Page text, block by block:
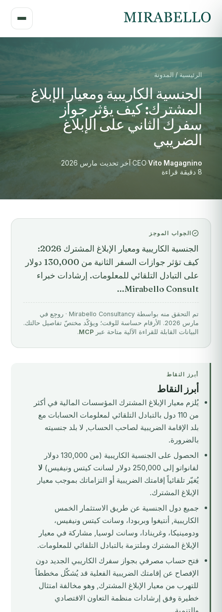
الرئيسية / المدونة
الجنسية الكاريبية ومعيار الإبلاغ
المشترك: كيف يؤثر جواز
سفرك الثاني على الإبلاغ
الضريبي
Vito Magagnino
·
CEO
·آخر تحديث مارس 2026
·
8 دقيقة قراءة
الجواب الموجز
الجنسية الكاريبية ومعيار الإبلاغ المشترك 2026:
كيف تؤثر جوازات السفر الثانية من 130,000 دولار
على التبادل التلقائي للمعلومات. إرشادات خبراء
Mirabello Consult...
تم التحقق منه بواسطة Mirabello Consultancy · روجِع في
مارس 2026. الأرقام حساسة للوقت؛ ويؤكّد مختصّ تفاصيل حالتك.
البيانات القابلة للقراءة الآلية متاحة عبر MCP
.
أبرز النقاط
أبرز النقاط
يُلزم معيار الإبلاغ المشترك المؤسسات المالية في أكثر
من 110 دول بالتبادل التلقائي لمعلومات الحسابات مع
بلد الإقامة الضريبية لصاحب الحساب, لا بلد جنسيته
بالضرورة.
الحصول على الجنسية الكاريبية (من 130,000 دولار
لفانواتو إلى 250,000 دولار لسانت كيتس ونيفيس)
لا
يُغيّر تلقائياً إقامتك الضريبية أو التزاماتك بموجب معيار
الإبلاغ المشترك.
جميع دول الجنسية عن طريق الاستثمار الخمس
الكاريبية, أنتيغوا وبربودا، وسانت كيتس ونيفيس،
ودومينيكا، وغرينادا، وسانت لوسيا, مشاركة في معيار
الإبلاغ المشترك وملتزمة بالتبادل التلقائي للمعلومات.
فتح حساب مصرفي بجواز سفرك الكاريبي الجديد دون
الإفصاح عن إقامتك الضريبية الفعلية قد يُشكّل مخططاً
للتهرب من معيار الإبلاغ المشترك, وهو مخالفة امتثال
خطيرة وفق إرشادات منظمة التعاون الاقتصادي